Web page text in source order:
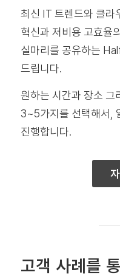
최신 IT 트렌드와 클라
혁신과 저비용 고효율
실마리를 공유하는
드립니다.
원하는 시간과 장소 그
3~5가지를 선택해서,
진행합니다.
고객 사례를